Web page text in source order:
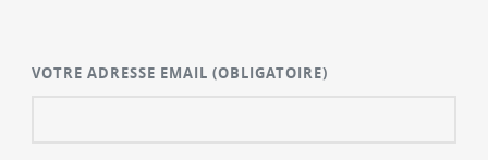
VOTRE ADRESSE EMAIL(OBLIGATOIRE)